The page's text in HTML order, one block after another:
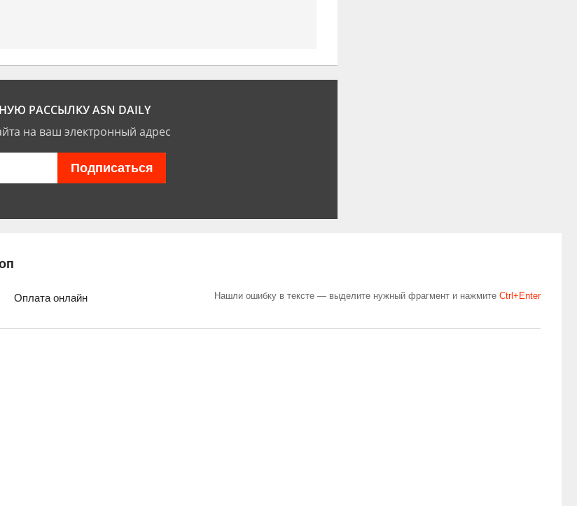
РАССЫЛКУ ASN DAILY
на ваш электронный адрес
Оплата онлайн Нашли ошибку в тексте — выделите нужный фрагмент и нажмите Сtrl+Enter